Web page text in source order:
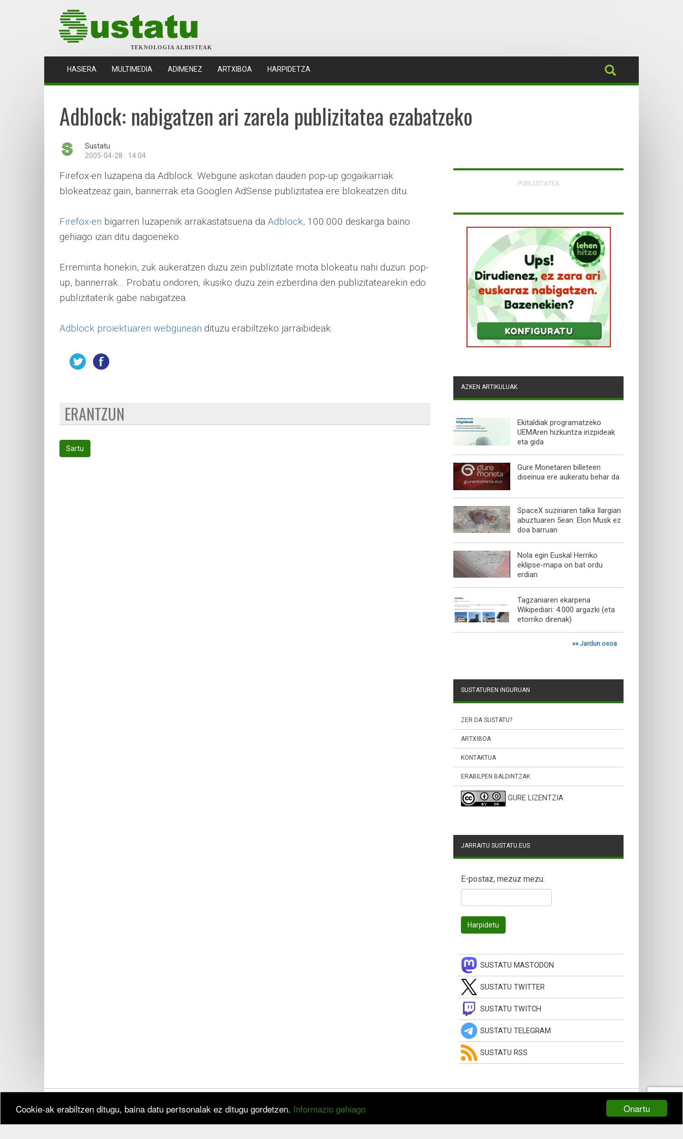
Onartu
Cookie-ak erabiltzen ditugu, baina datu pertsonalak ez ditugu gordetzen. Informazio gehiago
TEKNOLOGIA ALBISTEAK
HASIERA (CURRENT)
MULTIMEDIA ADIMENEZ ARTXIBOA HARPIDETZA
Adblock: nabigatzen ari zarela publizitatea ezabatzeko
Sustatu
2005-04-28 : 14:04
Firefox-en luzapena da Adblock. Webgune askotan dauden pop-up gogaikarriak
blokeatzeaz gain, bannerrak eta Googlen AdSense publizitatea ere blokeatzen ditu.
Firefox-en bigarren luzapenik arrakastatsuena da Adblock, 100.000 deskarga baino
gehiago izan ditu dagoeneko.
Erreminta honekin, zuk aukeratzen duzu zein publizitate mota blokeatu nahi duzun: pop-
up, bannerrak... Probatu ondoren, ikusiko duzu zein ezberdina den publizitatearekin edo
publizitaterik gabe nabigatzea.
Adblock proiektuaren webgunean dituzu erabiltzeko jarraibideak.
ERANTZUN
Sartu
PUBLIZITATEA
AZKEN ARTIKULUAK
Ekitaldiak programatzeko
UEMAren hizkuntza irizpideak
eta gida
Gure Monetaren billeteen
diseinua ere aukeratu behar da
SpaceX suziriaren talka Ilargian
abuztuaren 5ean: Elon Musk ez
doa barruan
Nola egin Euskal Herriko
eklipse-mapa on bat ordu
erdian
Tagzaniaren ekarpena
Wikipediari: 4.000 argazki (eta
etorriko direnak)
»»Jardun osoa
SUSTATUREN INGURUAN
ZER DA SUSTATU?
ARTXIBOA
KONTAKTUA
ERABILPEN BALDINTZAK
GURE LIZENTZIA
JARRAITU SUSTATU.EUS
E-postaz, mezuz mezu:
SUSTATU MASTODON
SUSTATU TWITTER
SUSTATU TWITCH
SUSTATU TELEGRAM
SUSTATU RSS